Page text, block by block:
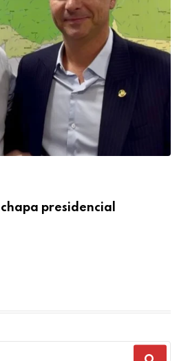
presidencial